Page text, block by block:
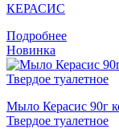
КЕРАСИС
Подробнее
Новинка
Мыло Кераcис 90г
Твердое туалетное